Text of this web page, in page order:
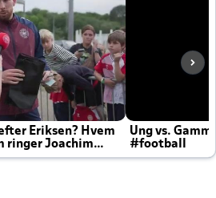
Eriksen? Hvem
ringer Joachim
Ung vs.
#football